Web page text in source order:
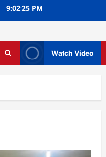
9:02:26 PM
Watch Video